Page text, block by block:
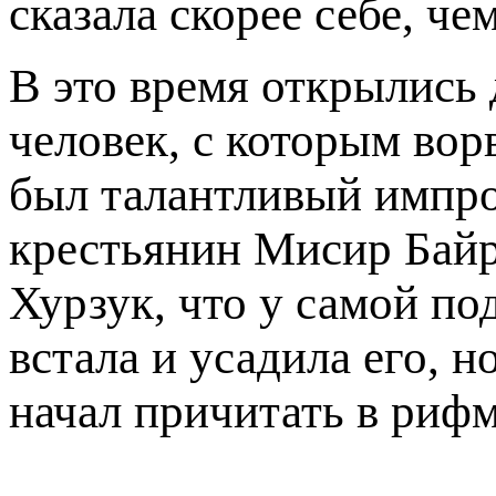
сказала скорее себе,
В это время
человек, с которым
был талантливый
крестьянин Мисир
Хурзук, что у самой
встала и усадила его,
начал причитать в